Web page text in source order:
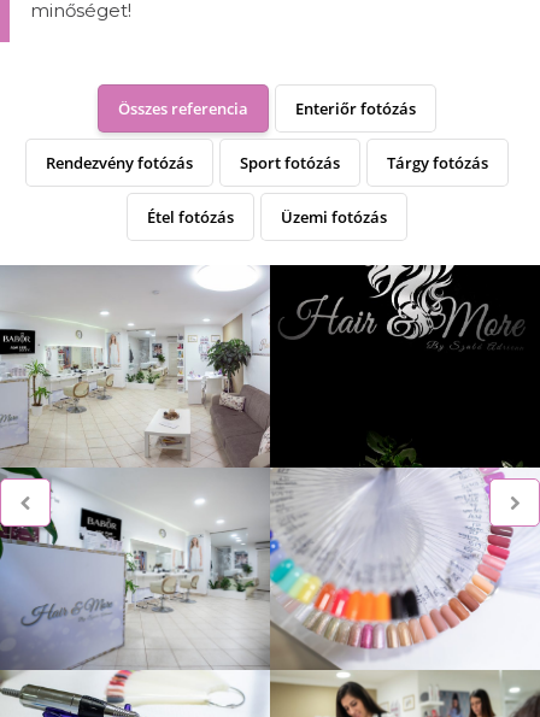
minőséget!
Összes referencia Enteriőr fotózás
Rendezvény fotózás Sport fotózás Tárgy fotózás
Étel fotózás Üzemi fotózás